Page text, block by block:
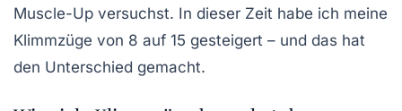
Muscle-Up versuchst. In dieser Zeit habe ich meine
Klimmzüge von 8 auf 15 gesteigert – und das hat
den Unterschied gemacht.